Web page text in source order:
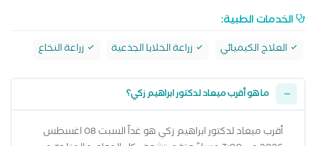
الخدمات الطبية:
العلاج الكيميائي زراعة الخلايا الجذعية زراعة النخاع
ما هو أقرب ميعاد لدكتور ابراهيم زكي؟
أقرب ميعاد لدكتور ابراهيم زكي هو غداً السبت 08 اغسطس